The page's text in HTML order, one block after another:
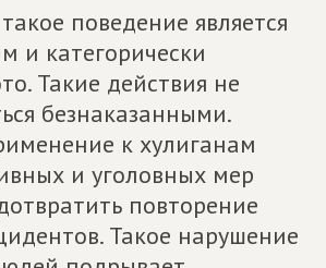
поведение является
и категорически
Такие действия не
безнаказанными.
к хулиганам
и уголовных мер
повторение
Такое нарушение